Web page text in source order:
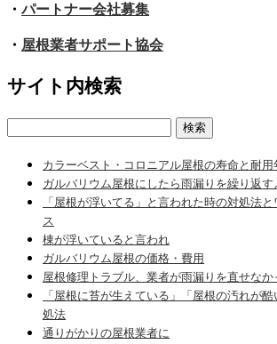
・パートナー会社募集
・ 屋根業者サポート協会
サイト内検索
カラーベスト・コロニアル屋根の寿命と耐用
ガルバリウム屋根にしたら雨漏りを繰り返す
「屋根が浮いてる」と言われた時の対処法
ス
棟が浮いていると言われ
ガルバリウム屋根の価格・費用
屋根修理トラブル、業者が雨漏りを直せなか
「屋根に苔が生えている」「屋根の汚れが
処法
通りがかりの屋根業者に